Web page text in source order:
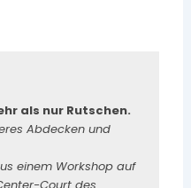
als nur Rutschen.
Abdecken und
einem Workshop auf